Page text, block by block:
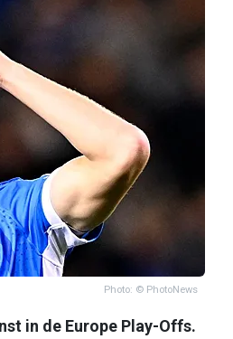
Photo: © PhotoNews
in de Europe Play-Offs.